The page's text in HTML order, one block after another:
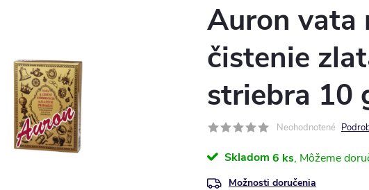
Auron vata
čistenie
striebra 10
Neohodnotené
Skladom 6 ks
Možnosti doručenia